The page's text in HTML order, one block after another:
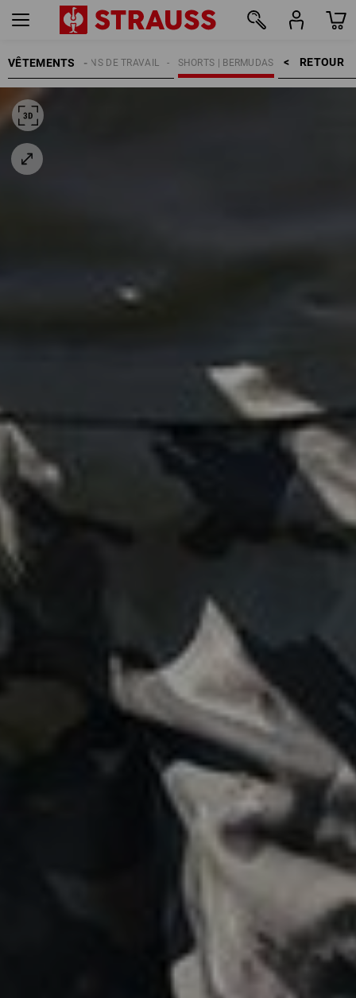
VÊTEMENTS RETOUR    >
SHORTS | BERMUDAS
PANTALONS DE TRAVAIL